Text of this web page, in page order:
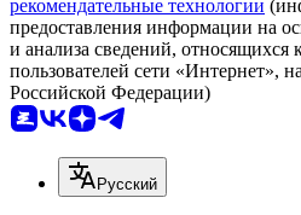
рекомендательные технологии
предоставления информации на
и анализа сведений, относящихся
пользователей сети «Интернет»,
Российской Федерации)
Русский